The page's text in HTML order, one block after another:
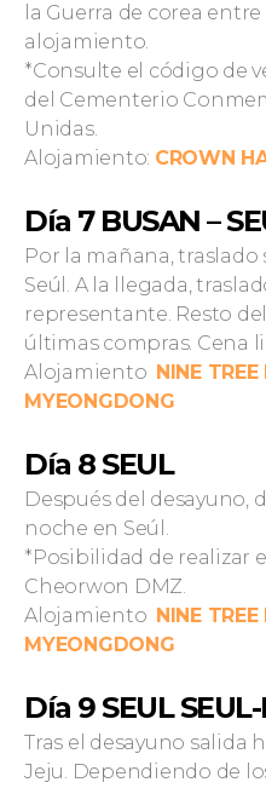
la Guerra de corea entre
alojamiento.
*Consulte el código de
del Cementerio
Unidas.
Alojamiento: CROWN
Día 7 BUSAN –
Por la mañana, traslado
Seúl. A la llegada,
representante. Resto
últimas compras. Cena
Alojamiento NINE
MYEONGDONG
Día 8 SEUL
Después del desayuno,
noche en Seúl.
*Posibilidad de realizar
Cheorwon DMZ.
Alojamiento NINE
MYEONGDONG
Día 9 SEUL
Tras el desayuno salida
Jeju. Dependiendo de